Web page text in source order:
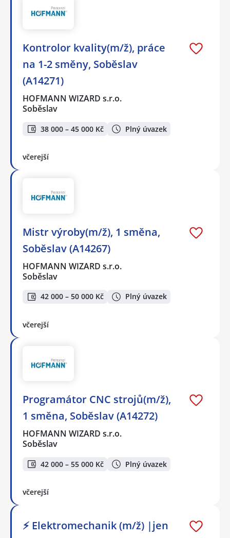
Kontrolor kvality(m/ž), práce
na 1-2 směny, Soběslav
(A14271)
HOFMANN WIZARD s.r.o.
Soběslav
38 000 – 45 000 Kč Plný úvazek
včerejší
Mistr výroby(m/ž), 1 směna,
Soběslav (A14267)
HOFMANN WIZARD s.r.o.
Soběslav
42 000 – 50 000 Kč Plný úvazek
včerejší
Programátor CNC strojů(m/ž),
1 směna, Soběslav (A14272)
HOFMANN WIZARD s.r.o.
Soběslav
42 000 – 55 000 Kč Plný úvazek
včerejší
⚡ Elektromechanik (m/ž) |jen